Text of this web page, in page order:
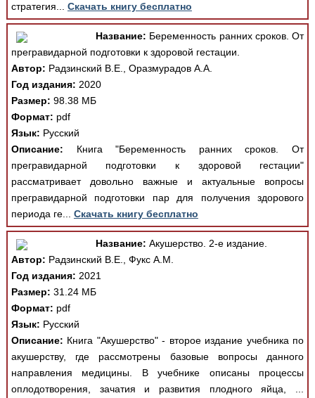
стратегия... Скачать книгу бесплатно
Название: Беременность ранних сроков. От
прегравидарной подготовки к здоровой гестации.
Автор: Радзинский В.Е., Оразмурадов А.А.
Год издания: 2020
Размер: 98.38 МБ
Формат: pdf
Язык: Русский
Описание: Книга "Беременность ранних сроков. От
прегравидарной подготовки к здоровой гестации"
рассматривает довольно важные и актуальные вопросы
прегравидарной подготовки пар для получения здорового
периода ге... Скачать книгу бесплатно
Название: Акушерство. 2-е издание.
Автор: Радзинский В.Е., Фукс А.М.
Год издания: 2021
Размер: 31.24 МБ
Формат: pdf
Язык: Русский
Описание: Книга "Акушерство" - второе издание учебника по
акушерству, где рассмотрены базовые вопросы данного
направления медицины. В учебнике описаны процессы
оплодотворения, зачатия и развития плодного яйца, ...